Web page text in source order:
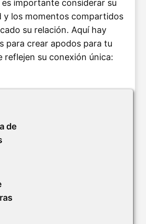
es importante considerar su
y los momentos compartidos
su relación. Aquí hay
para crear apodos para tu
reflejen su conexión única:
de